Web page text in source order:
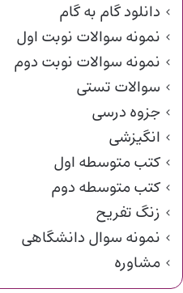
دانلود گام به گام
نمونه سوالات نوبت اول
نمونه سوالات نوبت دوم
سوالات تستی
جزوه درسی
انگیزشی
کتب متوسطه اول
کتب متوسطه دوم
زنگ تفریح
نمونه سوال دانشگاهی
مشاوره